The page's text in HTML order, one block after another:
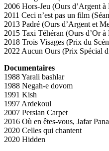
2006 Hors-Jeu (Ours d’Argent
2011 Ceci n’est pas un film
2013 Padré (Ours d’Argent et
2015 Taxi Téhéran (Ours d’Or
2018 Trois Visages (Prix du
2022 Aucun Ours (Prix Spécial
Documentaires
1988 Yarali bashlar
1988 Negah-e dovom
1991 Kish
1997 Ardekoul
2007 Persian Carpet
2016 Où en êtes-vous, Jafar
2020 Celles qui chantent
2020 Hidden